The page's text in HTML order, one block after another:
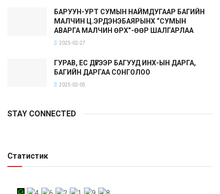
БАРУУН-УРТ СУМЫН НАЙМДУГААР БАГИЙН
МАЛЧИН Ц.ЭРДЭНЭБАЯРЫНХ “СУМЫН
АВАРГА МАЛЧИН ӨРХ”-ӨӨР ШАЛГАРЛАА
2025-02-27
ГУРАВ, ЕС ДҮГЭЭР БАГУУД ИНХ-ЫН ДАРГА,
БАГИЙН ДАРГАА СОНГОЛОО
2025-02-05
STAY CONNECTED
Статистик